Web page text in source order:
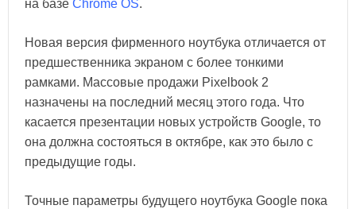
на базе Chrome OS.
Новая версия фирменного ноутбука отличается от
предшественника экраном с более тонкими
рамками. Массовые продажи Pixelbook 2
назначены на последний месяц этого года. Что
касается презентации новых устройств Google, то
она должна состояться в октябре, как это было с
предыдущие годы.
Точные параметры будущего ноутбука Google пока